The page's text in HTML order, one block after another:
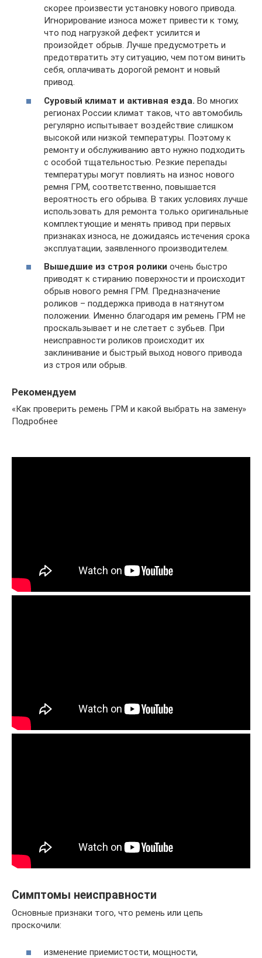
скорее произвести установку нового привода.
Игнорирование износа может привести к тому,
что под нагрузкой дефект усилится и
произойдет обрыв. Лучше предусмотреть и
предотвратить эту ситуацию, чем потом винить
себя, оплачивать дорогой ремонт и новый
привод.
Суровый климат и активная езда. Во многих
регионах России климат таков, что автомобиль
регулярно испытывает воздействие слишком
высокой или низкой температуры. Поэтому к
ремонту и обслуживанию авто нужно подходить
с особой тщательностью. Резкие перепады
температуры могут повлиять на износ нового
ремня ГРМ, соответственно, повышается
вероятность его обрыва. В таких условиях лучше
использовать для ремонта только оригинальные
комплектующие и менять привод при первых
признаках износа, не дожидаясь истечения срока
эксплуатации, заявленного производителем.
Вышедшие из строя ролики очень быстро
приводят к стиранию поверхности и происходит
обрыв нового ремня ГРМ. Предназначение
роликов – поддержка привода в натянутом
положении. Именно благодаря им ремень ГРМ не
проскальзывает и не слетает с зубьев. При
неисправности роликов происходит их
заклинивание и быстрый выход нового привода
из строя или обрыв.
Рекомендуем
«Как проверить ремень ГРМ и какой выбрать на замену»
Подробнее
Симптомы неисправности
Основные признаки того, что ремень или цепь
проскочили:
изменение приемистости, мощности,